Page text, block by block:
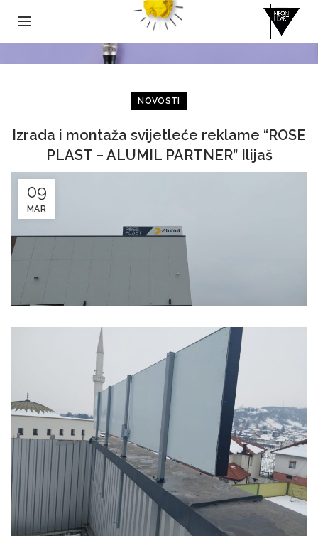
NOVOSTI
Izrada i montaža svijetleće reklame “ROSE
PLAST – ALUMIL PARTNER” Ilijaš
09
MAR